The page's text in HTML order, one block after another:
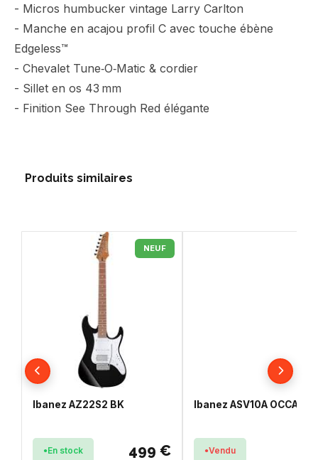
- Micros humbucker vintage Larry Carlton
- Manche en acajou profil C avec touche ébène
Edgeless™
- Chevalet Tune‑O‑Matic & cordier
- Sillet en os 43 mm
- Finition See Through Red élégante
Produits similaires
NEUF
Ibanez AZ22S2 BK
En stock 499 €
Ibanez ASV10A
Vendu